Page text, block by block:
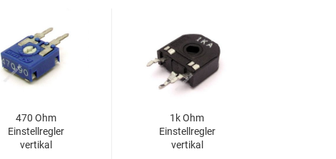
470 Ohm
Einstellregler
vertikal
1k Ohm
Einstellregler
vertikal